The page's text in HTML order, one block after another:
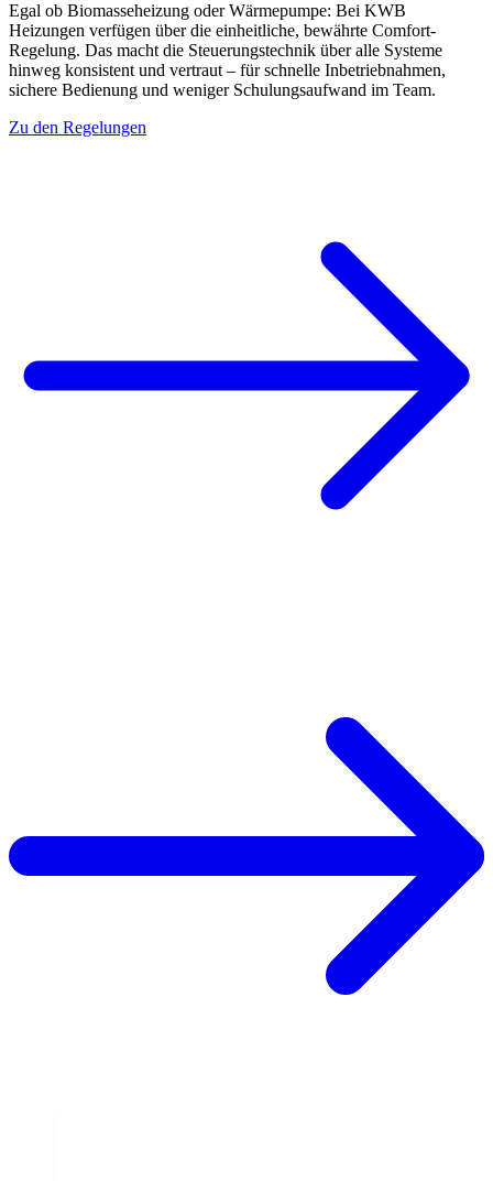
Egal ob Biomasseheizung oder Wärmepumpe: Bei KWB
Heizungen verfügen über die einheitliche, bewährte Comfort-
Regelung. Das macht die Steuerungstechnik über alle Systeme
hinweg konsistent und vertraut – für schnelle Inbetriebnahmen,
sichere Bedienung und weniger Schulungsaufwand im Team.
Zu den Regelungen